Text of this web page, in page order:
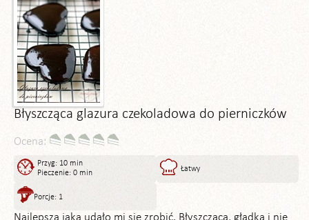
Błyszcząca glazura czekoladowa do pierniczków
Ocena:
Przyg: 10 min
Pieczenie: 0 min
Łatwy
Porcje: 1
Najlepsza jaką udało mi się zrobić. Błyszcząca, gładka i nie